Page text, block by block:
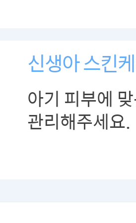
신생아 스킨
아기 피부에
관리해주세요.